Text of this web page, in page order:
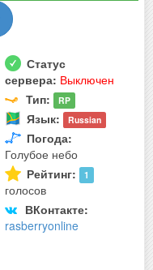
Статус
сервера: Выключен
Тип: RP
Язык: Russian
Погода:
Голубое небо
Рейтинг: 1
голосов
ВКонтакте:
rasberryonline